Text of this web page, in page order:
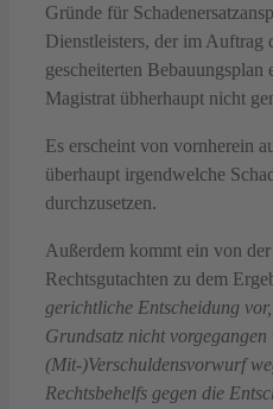
Gründe für
Dienstleisters, der im Auftrag
gescheiterten
Magistrat übherhaupt nicht
Es erscheint von vornherein
überhaupt irgendwelche
durchzusetzen.
Außerdem kommt ein von
Rechtsgutachten zu dem
gerichtliche Entscheidung
Grundsatz nicht vorgegangen
(Mit-)Verschuldensvorwurf
Rechtsbehelfs gegen die